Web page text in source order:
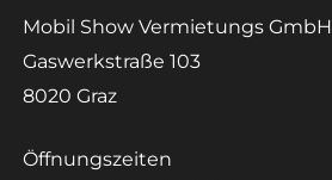
Mobil Show Vermietungs GmbH
Gaswerkstraße 103
8020 Graz
Öffnungszeiten